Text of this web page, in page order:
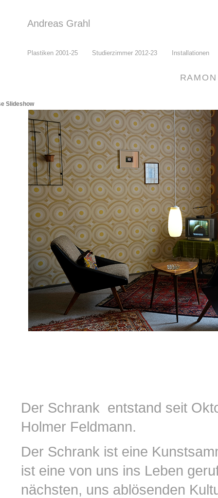
Andreas Grahl
Plastiken 2001-25 Studierzimmer 2012-23 Installationen
Slideshow
Der Schrank entstand seit
Holmer Feldmann.
Der Schrank ist eine
ist eine von uns ins Leben
nächsten, uns ablösenden